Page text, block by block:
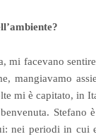
mi facevano
mangiavamo
mi è capitato, in
nei periodi in cui